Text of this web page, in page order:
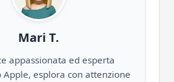
Mari T.
appassionata ed esperta
Apple, esplora con attenzione